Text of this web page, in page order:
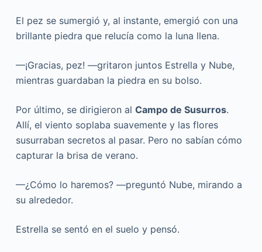
El pez se sumergió y, al instante, emergió con una
brillante piedra que relucía como la luna llena.
—¡Gracias, pez! —gritaron juntos Estrella y Nube,
mientras guardaban la piedra en su bolso.
Por último, se dirigieron al Campo de Susurros.
Allí, el viento soplaba suavemente y las flores
susurraban secretos al pasar. Pero no sabían cómo
capturar la brisa de verano.
—¿Cómo lo haremos? —preguntó Nube, mirando a
su alrededor.
Estrella se sentó en el suelo y pensó.